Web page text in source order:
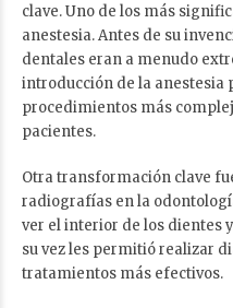
clave. Uno de los más
anestesia. Antes de su
dentales eran a menudo
introducción de la anestesia
procedimientos más
pacientes.
Otra transformación clave
radiografías en la
ver el interior de los dientes
su vez les permitió realizar
tratamientos más efectivos.